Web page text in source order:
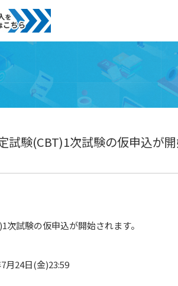
試験(CBT)1次試験の仮申込が
試験の仮申込が開始されます。
月24日(金)23:59